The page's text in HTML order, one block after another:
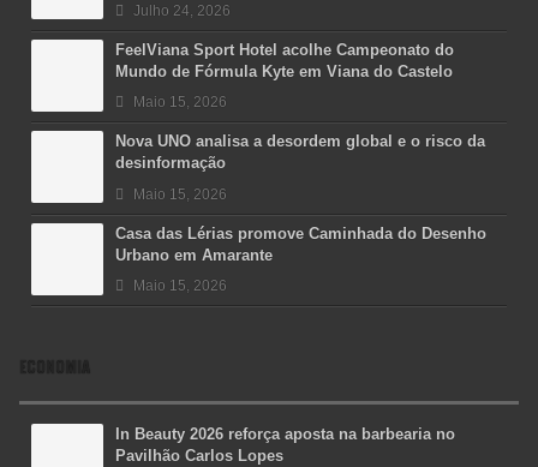
Julho 24, 2026
FeelViana Sport Hotel acolhe Campeonato do
Mundo de Fórmula Kyte em Viana do Castelo
Maio 15, 2026
Nova UNO analisa a desordem global e o risco da
desinformação
Maio 15, 2026
Casa das Lérias promove Caminhada do Desenho
Urbano em Amarante
Maio 15, 2026
ECONOMIA
In Beauty 2026 reforça aposta na barbearia no
Pavilhão Carlos Lopes